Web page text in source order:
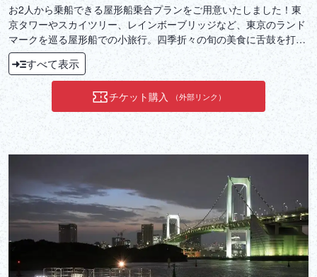
お2人から乗船できる屋形船乗合プランをご用意いたしました！東
京タワーやスカイツリー、レインボーブリッジなど、東京のランド
マークを巡る屋形船での小旅行。四季折々の旬の美食に舌鼓を打ち
ながら、贅沢なひとときををお過ごしください。
すべて表示
チケット購入 （外部リンク）